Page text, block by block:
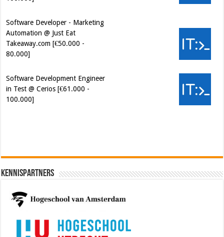
Software Developer - Marketing
Automation @ Just Eat
Takeaway.com [€50.000 -
80.000]
Software Development Engineer
in Test @ Cerios [€61.000 -
100.000]
Kennispartners